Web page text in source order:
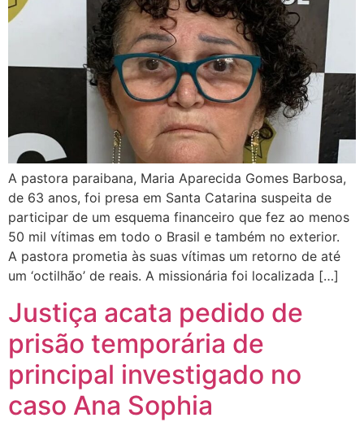
A pastora paraibana, Maria Aparecida Gomes Barbosa,
de 63 anos, foi presa em Santa Catarina suspeita de
participar de um esquema financeiro que fez ao menos
50 mil vítimas em todo o Brasil e também no exterior.
A pastora prometia às suas vítimas um retorno de até
um ‘octilhão’ de reais. A missionária foi localizada […]
Justiça acata pedido de
prisão temporária de
principal investigado no
caso Ana Sophia